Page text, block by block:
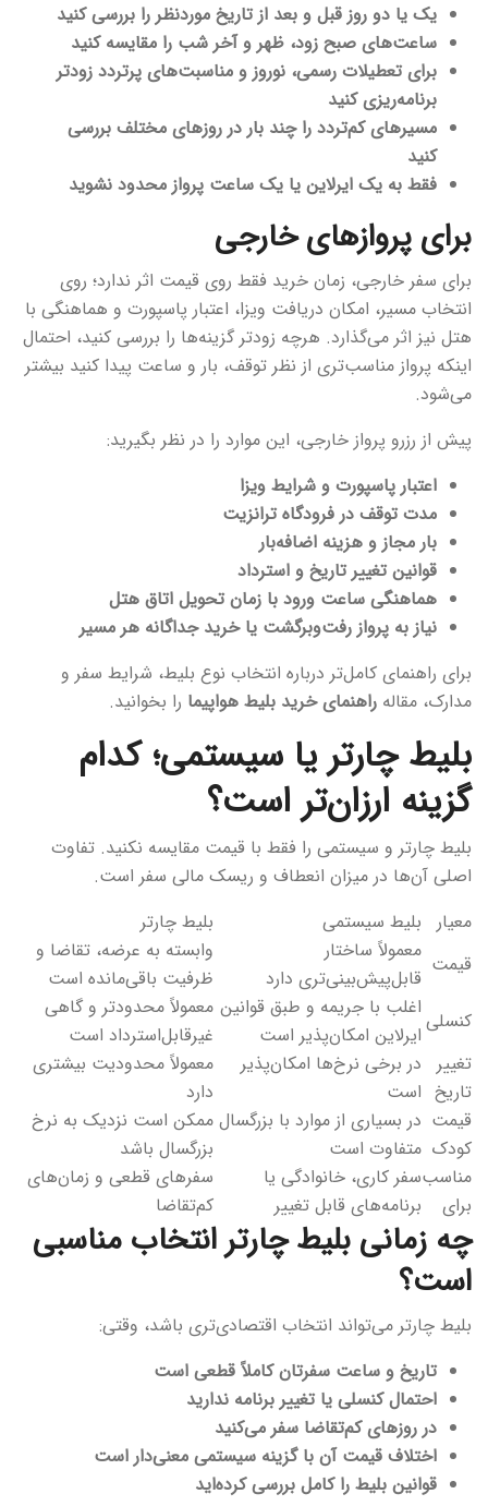
یک یا دو روز قبل و بعد از تاریخ موردنظر را بررسی کنید
ساعت‌های صبح زود، ظهر و آخر شب را مقایسه کنید
برای تعطیلات رسمی، نوروز و مناسبت‌های پرتردد زودتر
برنامه‌ریزی کنید
مسیرهای کم‌تردد را چند بار در روزهای مختلف بررسی
کنید
فقط به یک ایرلاین یا یک ساعت پرواز محدود نشوید
برای پروازهای خارجی
برای سفر خارجی، زمان خرید فقط روی قیمت اثر ندارد؛ روی
انتخاب مسیر، امکان دریافت ویزا، اعتبار پاسپورت و هماهنگی با
هتل نیز اثر می‌گذارد. هرچه زودتر گزینه‌ها را بررسی کنید، احتمال
اینکه پرواز مناسب‌تری از نظر توقف، بار و ساعت پیدا کنید بیشتر
می‌شود.
پیش از رزرو پرواز خارجی، این موارد را در نظر بگیرید:
اعتبار پاسپورت و شرایط ویزا
مدت توقف در فرودگاه ترانزیت
بار مجاز و هزینه اضافه‌بار
قوانین تغییر تاریخ و استرداد
هماهنگی ساعت ورود با زمان تحویل اتاق هتل
نیاز به پرواز رفت‌وبرگشت یا خرید جداگانه هر مسیر
برای راهنمای کامل‌تر درباره انتخاب نوع بلیط، شرایط سفر و
مدارک، مقاله راهنمای خرید بلیط هواپیما را بخوانید.
بلیط چارتر یا سیستمی؛ کدام
گزینه ارزان‌تر است؟
بلیط چارتر و سیستمی را فقط با قیمت مقایسه نکنید. تفاوت
اصلی آن‌ها در میزان انعطاف و ریسک مالی سفر است.
معیار بلیط سیستمی
بلیط چارتر
قیمت
معمولاً ساختار
قابل‌پیش‌بینی‌تری دارد
وابسته به عرضه، تقاضا و
ظرفیت باقی‌مانده است
کنسلی
اغلب با جریمه و طبق قوانین
ایرلاین امکان‌پذیر است
معمولاً محدودتر و گاهی
غیرقابل‌استرداد است
تغییر
تاریخ
در برخی نرخ‌ها امکان‌پذیر
است
معمولاً محدودیت بیشتری
دارد
قیمت
کودک
در بسیاری از موارد با بزرگسال
متفاوت است
ممکن است نزدیک به نرخ
بزرگسال باشد
مناسب
برای
سفر کاری، خانوادگی یا
برنامه‌های قابل تغییر
سفرهای قطعی و زمان‌های
کم‌تقاضا
چه زمانی بلیط چارتر انتخاب مناسبی
است؟
بلیط چارتر می‌تواند انتخاب اقتصادی‌تری باشد، وقتی:
تاریخ و ساعت سفرتان کاملاً قطعی است
احتمال کنسلی یا تغییر برنامه ندارید
در روزهای کم‌تقاضا سفر می‌کنید
اختلاف قیمت آن با گزینه سیستمی معنی‌دار است
قوانین بلیط را کامل بررسی کرده‌اید